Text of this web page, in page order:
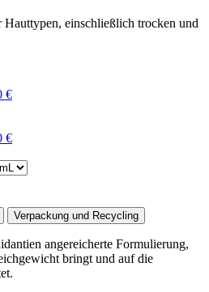
Hauttypen, einschließlich trocken und
€
€
Verpackung und Recycling
angereicherte Formulierung,
bringt und auf die